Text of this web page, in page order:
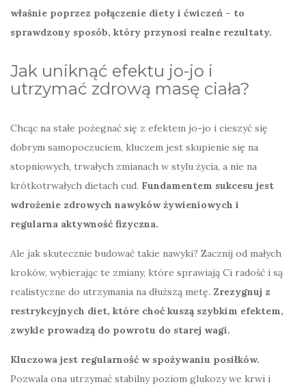
właśnie poprzez połączenie diety i ćwiczeń – to
sprawdzony sposób, który przynosi realne rezultaty.
Jak uniknąć efektu jo-jo i
utrzymać zdrową masę ciała?
Chcąc na stałe pożegnać się z efektem jo-jo i cieszyć się
dobrym samopoczuciem, kluczem jest skupienie się na
stopniowych, trwałych zmianach w stylu życia, a nie na
krótkotrwałych dietach cud. Fundamentem sukcesu jest
wdrożenie zdrowych nawyków żywieniowych i
regularna aktywność fizyczna.
Ale jak skutecznie budować takie nawyki? Zacznij od małych
kroków, wybierając te zmiany, które sprawiają Ci radość i są
realistyczne do utrzymania na dłuższą metę. Zrezygnuj z
restrykcyjnych diet, które choć kuszą szybkim efektem,
zwykle prowadzą do powrotu do starej wagi.
Kluczowa jest regularność w spożywaniu posiłków.
Pozwala ona utrzymać stabilny poziom glukozy we krwi i